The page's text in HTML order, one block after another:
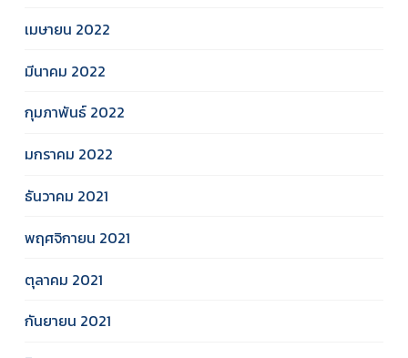
เมษายน 2022
มีนาคม 2022
กุมภาพันธ์ 2022
มกราคม 2022
ธันวาคม 2021
พฤศจิกายน 2021
ตุลาคม 2021
กันยายน 2021